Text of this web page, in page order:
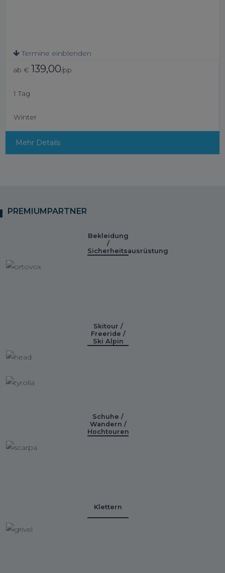
Termine einblenden
ab € 139,00/pp
1 Tag
Winter
Mehr Details
PREMIUMPARTNER
Bekleidung
/
Sicherheitsausrüstung
Skitour /
Freeride /
Ski Alpin
Schuhe /
Wandern /
Hochtouren
Klettern